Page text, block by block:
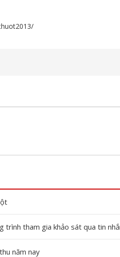
trình tham gia khảo sát qua tin
năm nay